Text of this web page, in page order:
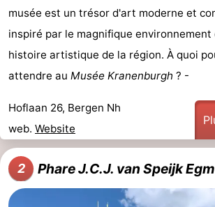
vue
Terrains
de
jeux
-
Parcours
de
mini-
golf
Villages
&
villes
Nature
Sports
-
Piscines
-
musée est un trésor d'art moderne et
inspiré par le magnifique environnement
histoire artistique de la région. À quoi
attendre au Musée Kranenburgh ? -
Hoflaan 26, Bergen Nh
web. Website
2 Phare J.C.J. van Speijk